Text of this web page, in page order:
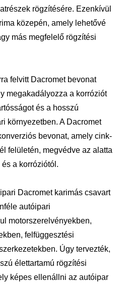
rögzítésére. Ezenkívül
közepén, amely lehetővé
más megfelelő rögzítési
felvitt Dacromet bevonat
megakadályozza a korróziót
és a hosszú
környezetben. A Dacromet
bevonat, amely cink-
felületén, megvédve az alatta
a korróziótól.
Dacromet karimás csavart
autóipari
motorszerelvényekben,
felfüggesztési
Úgy tervezték,
élettartamú rögzítési
képes ellenállni az autóipar